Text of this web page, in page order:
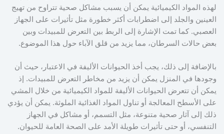
لهذه المواد الكيميائية يمكن أن يسبب مشاكل صحية تتراوح من تهيج
العينين والجلد إلى اضطرابات أكثر خطورة مثل تأثيرات على الجهاز
العصبي. كما تمت الإشارة إلى الربط بين التعرض للمبيدات وبين
بعض حالات السرطان، مما يزيد من قلق الآباء حول هذا الموضوع.
بالإضافة إلى ذلك، يجب أخذ الحيوانات الأليفة في الاعتبار، حيث أن
وجودها في المنزل يمكن أن يزيد من مخاطر التعرض للمبيدات. إذ
يمكن أن تتعرض الحيوانات الأليفة للمواد الكيميائية من خلال المشي
على الأسطح المعالجة أو تناول المواد الغذائية الملوثة. يمكن أن يؤدي
ذلك إلى آثار صحية متنوعة، مثل التسمم، أو مشاكل في الجهاز
التنفسي، أو حتى تأثيرات طويلة الأمد على الصحة العامة للحيوان.